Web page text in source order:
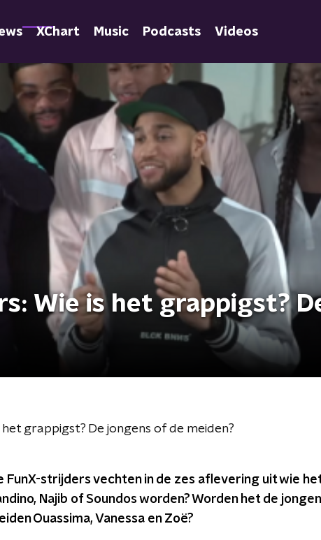
XChart Music Podcasts Videos
Wie is het grappigst?
het grappigst? De jongens of de meiden?
FunX-strijders vechten in de zes aflevering uit wie
Najib of Soundos worden? Worden het de
Ouassima, Vanessa en Zoë?